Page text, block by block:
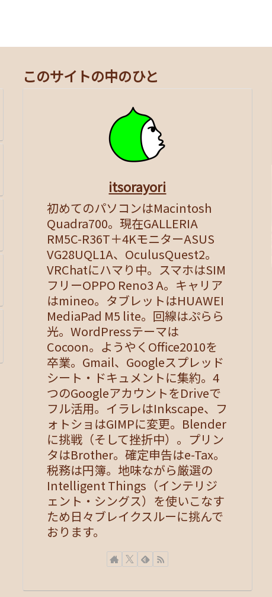
このサイトの中のひと
itsorayori
初めてのパソコンはMacintosh
Quadra700。現在GALLERIA
RM5C-R36T＋4KモニターASUS
VG28UQL1A、OculusQuest2。
VRChatにハマり中。スマホはSIM
フリーOPPO Reno3 A。キャリア
はmineo。タブレットはHUAWEI
MediaPad M5 lite。回線はぷらら
光。WordPressテーマは
Cocoon。ようやくOffice2010を
卒業。Gmail、Googleスプレッド
シート・ドキュメントに集約。4
つのGoogleアカウントをDriveで
フル活用。イラレはInkscape、フ
ォトショはGIMPに変更。Blender
に挑戦（そして挫折中）。プリン
タはBrother。確定申告はe-Tax。
税務は円簿。地味ながら厳選の
Intelligent Things（インテリジ
ェント・シングス）を使いこなす
ため日々ブレイクスルーに挑んで
おります。